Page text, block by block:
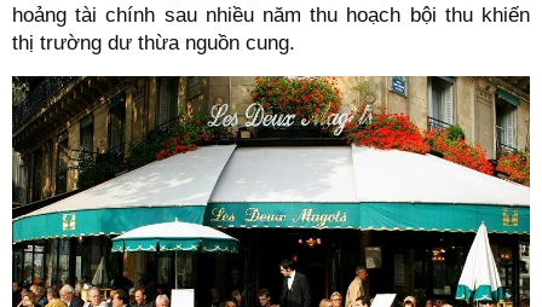
hoảng tài chính sau nhiều năm thu hoạch bội thu khiến
thị trường dư thừa nguồn cung.